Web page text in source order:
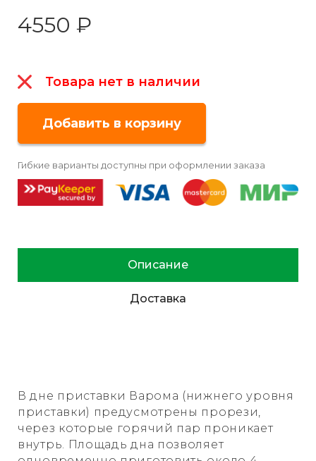
4550 ₽
Товара нет в наличии
Гибкие варианты доступны при оформлении заказа
Описание
Доставка
В дне приставки Варома (нижнего уровня
приставки) предусмотрены прорези,
через которые горячий пар проникает
внутрь. Площадь дна позволяет